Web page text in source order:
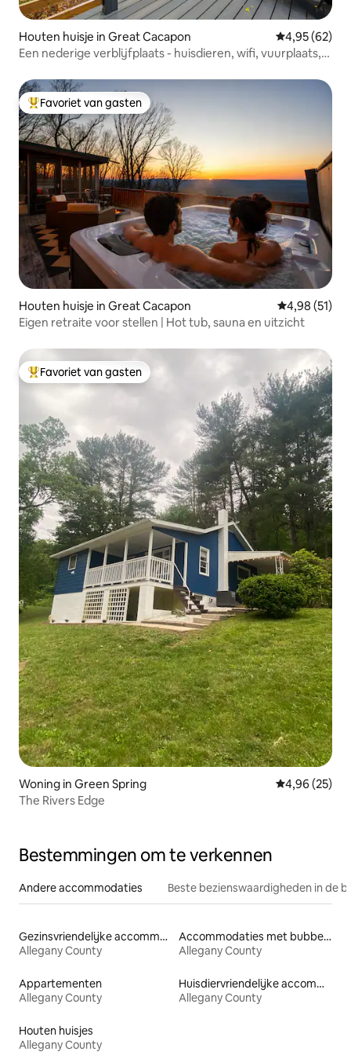
Houten huisje in Great Cacapon Gemiddelde
4,95 (62)
Een nederige verblijfplaats - huisdieren, wifi, vuurplaats,
Topfavoriet van gasten
Favoriet van gasten
Houten huisje in Great Cacapon Gemiddelde
4,98 (51)
Eigen retraite voor stellen | Hot tub, sauna en uitzicht
Topfavoriet van gasten
Favoriet van gasten
Woning in Green Spring Gemiddelde
4,96 (25)
The Rivers Edge
Bestemmingen om te verkennen
Andere accommodaties Beste bezienswaardigheden in de
Gezinsvriendelijke accommodaties
Allegany County
Accommodaties met bubbelbad
Allegany County
Appartementen
Allegany County
Huisdiervriendelijke accommodaties
Allegany County
Houten huisjes
Allegany County